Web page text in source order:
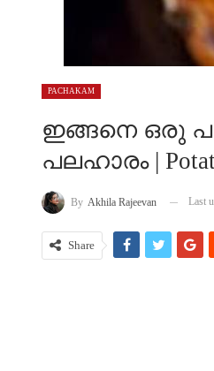
PACHAKAM
ഇങ്ങനെ ഒരു
പലഹാരം |
By Akhila Rajeevan Last
Share